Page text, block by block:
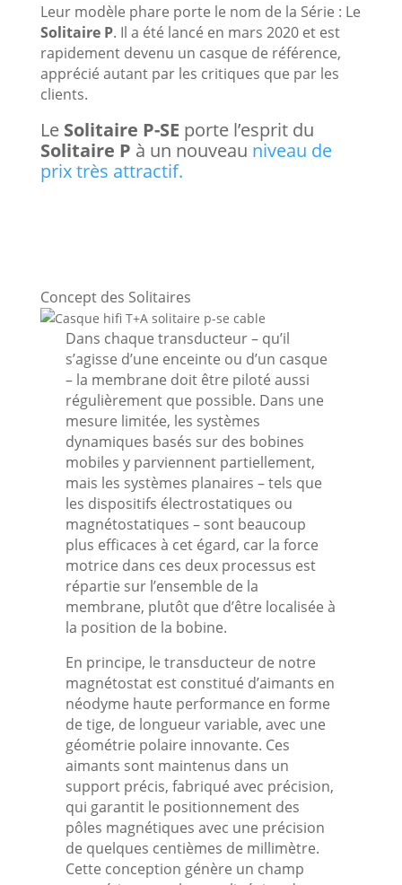
Leur modèle phare porte le nom de la Série : Le
Solitaire P. Il a été lancé en mars 2020 et est
rapidement devenu un casque de référence,
apprécié autant par les critiques que par les
clients.
Le Solitaire P-SE porte l’esprit du
Solitaire P à un nouveau niveau de
prix très attractif.
Concept des Solitaires
Dans chaque transducteur – qu’il
s’agisse d’une enceinte ou d’un casque
– la membrane doit être piloté aussi
régulièrement que possible. Dans une
mesure limitée, les systèmes
dynamiques basés sur des bobines
mobiles y parviennent partiellement,
mais les systèmes planaires – tels que
les dispositifs électrostatiques ou
magnétostatiques – sont beaucoup
plus efficaces à cet égard, car la force
motrice dans ces deux processus est
répartie sur l’ensemble de la
membrane, plutôt que d’être localisée à
la position de la bobine.
En principe, le transducteur de notre
magnétostat est constitué d’aimants en
néodyme haute performance en forme
de tige, de longueur variable, avec une
géométrie polaire innovante. Ces
aimants sont maintenus dans un
support précis, fabriqué avec précision,
qui garantit le positionnement des
pôles magnétiques avec une précision
de quelques centièmes de millimètre.
Cette conception génère un champ